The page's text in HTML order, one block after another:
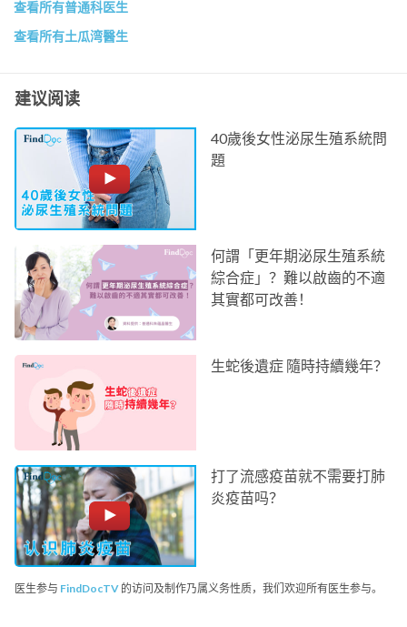
查看所有普通科医生
查看所有土瓜湾醫生
建议阅读
40歲後女性泌尿生殖系統問
題
何謂「更年期泌尿生殖系統
綜合症」？難以啟齒的不適
其實都可改善！
生蛇後遺症 隨時持續幾年？
打了流感疫苗就不需要打肺
炎疫苗吗？
医生参与 FindDocTV 的访问及制作乃属义务性质，我们欢迎所有医生参与。